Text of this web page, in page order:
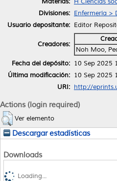
Divisiones: Enfermería >
Usuario depositante: Editor
Creadores:
Noh Moo,
Fecha del depósito: 10 Sep 2025
Última modificación: 10 Sep 2025
URI: http://
Actions (login required)
Ver elemento
Descargar estadísticas
Downloads
Loading...